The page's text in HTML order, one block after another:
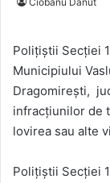
Polițiștii Secției
Municipiului
Dragomirești,
infracțiunilor de
lovirea sau alte
Poliţiştii Secției